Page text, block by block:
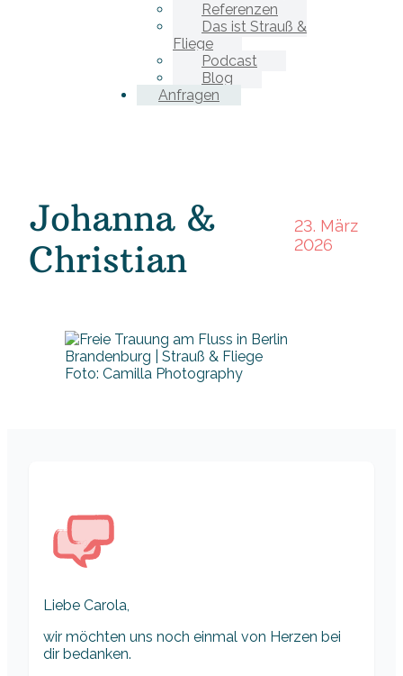
Referenzen
Das ist Strauß &
Fliege
Podcast
Blog
Anfragen
Johanna &
Christian
23. März
2026
Foto: Camilla Photography
Liebe Carola,
wir möchten uns noch einmal von Herzen bei
dir bedanken.